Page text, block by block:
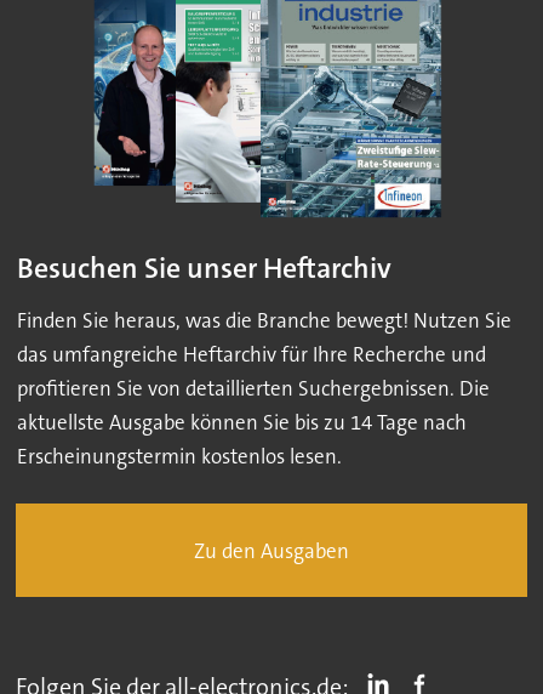
Besuchen Sie unser Heftarchiv
Finden Sie heraus, was die Branche bewegt! Nutzen Sie
das umfangreiche Heftarchiv für Ihre Recherche und
profitieren Sie von detaillierten Suchergebnissen. Die
aktuellste Ausgabe können Sie bis zu 14 Tage nach
Erscheinungstermin kostenlos lesen.
Zu den Ausgaben
Folgen Sie der all-electronics.de: